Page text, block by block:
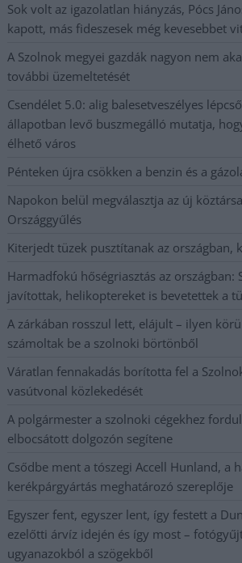
Sok volt az igazolatlan hiányzás, Pócs
kapott, más fideszesek még kevesebbet
A Szolnok megyei gazdák nagyon nem
további üzemeltetését
Csendélet 5.0: alig balesetveszélyes
állapotban levő buszmegálló mutatja,
élhető város
Pénteken újra csökken a benzin és a
Napokon belül megválasztja az új
Országgyűlés
Kiterjedt tüzek pusztítanak az országban,
Harmadfokú hőségriasztás az országban:
javítottak, helikoptereket is bevetettek a
A zárkában rosszul lett, elájult – ilyen
számoltak be a szolnoki börtönből
Váratlan fennakadás borította fel a
vasútvonal közlekedését
A polgármester a szolnoki cégekhez
elbocsátott dolgozón segítene
Csődbe ment a tószegi Accell Hunland, a
kerékpárgyártás meghatározó szereplője
Egyszer fent, egyszer lent, így festett a
ezelőtti árvíz idején és így most –
ugyanazokból a szögekből